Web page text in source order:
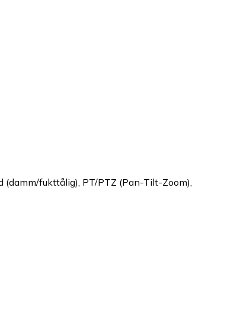
(damm/fukttålig), PT/PTZ (Pan-Tilt-Zoom),